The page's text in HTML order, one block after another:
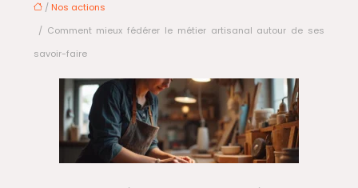
/ Nos actions
/ Comment mieux fédérer le métier artisanal autour de ses
savoir-faire